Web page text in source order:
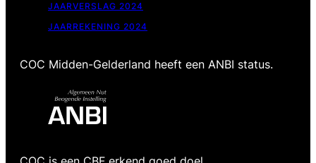
JAARVERSLAG 2024
JAARREKENING 2024
COC Midden-Gelderland heeft een ANBI status.